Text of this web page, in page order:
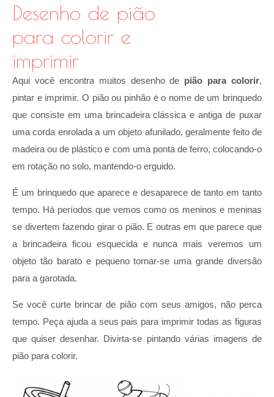
Desenho de pião
para colorir e
imprimir
Aqui você encontra muitos desenho de pião para colorir,
pintar e imprimir. O pião ou pinhão é o nome de um brinquedo
que consiste em uma brincadeira clássica e antiga de puxar
uma corda enrolada a um objeto afunilado, geralmente feito de
madeira ou de plástico e com uma ponta de ferro, colocando-o
em rotação no solo, mantendo-o erguido.
É um brinquedo que aparece e desaparece de tanto em tanto
tempo. Há períodos que vemos como os meninos e meninas
se divertem fazendo girar o pião. E outras em que parece que
a brincadeira ficou esquecida e nunca mais veremos um
objeto tão barato e pequeno tornar-se uma grande diversão
para a garotada.
Se você curte brincar de pião com seus amigos, não perca
tempo. Peça ajuda a seus pais para imprimir todas as figuras
que quiser desenhar. Divirta-se pintando várias imagens de
pião para colorir.